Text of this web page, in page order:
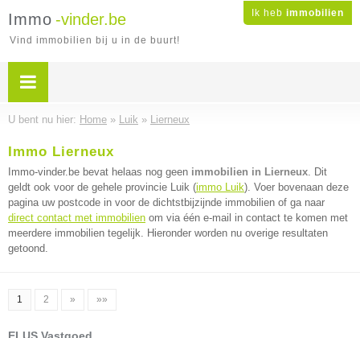
Ik heb immobilien
Immo -vinder.be
Vind immobilien bij u in de buurt!
U bent nu hier: Home » Luik » Lierneux
Immo Lierneux
Immo-vinder.be bevat helaas nog geen immobilien in Lierneux. Dit
geldt ook voor de gehele provincie Luik (immo Luik). Voer bovenaan deze
pagina uw postcode in voor de dichtstbijzijnde immobilien of ga naar
direct contact met immobilien om via één e-mail in contact te komen met
meerdere immobilien tegelijk. Hieronder worden nu overige resultaten
getoond.
1 2 » »»